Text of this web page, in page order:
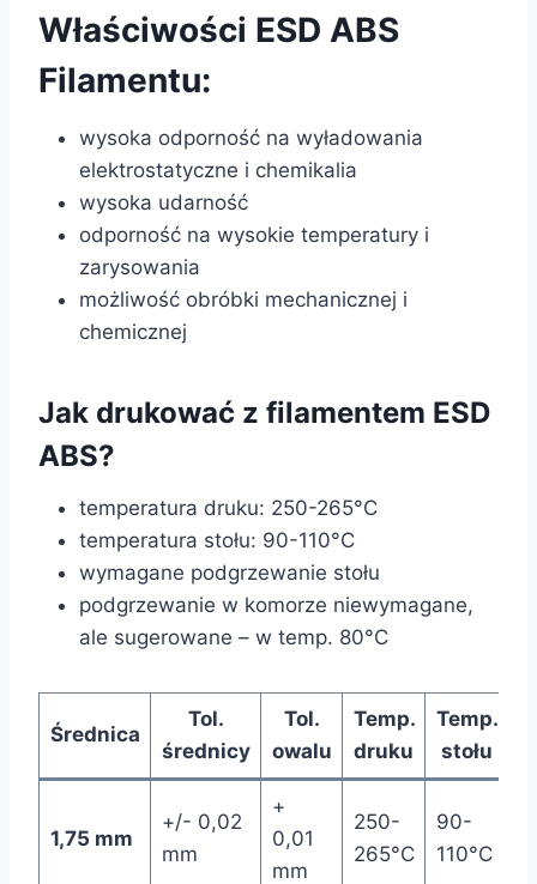
Właściwości ESD ABS
Filamentu:
wysoka odporność na wyładowania
elektrostatyczne i chemikalia
wysoka udarność
odporność na wysokie temperatury i
zarysowania
możliwość obróbki mechanicznej i
chemicznej
Jak drukować z filamentem ESD
ABS?
temperatura druku: 250-265°C
temperatura stołu: 90-110°C
wymagane podgrzewanie stołu
podgrzewanie w komorze niewymagane,
ale sugerowane – w temp. 80°C
Średnica
Tol.
średnicy
Tol.
owalu
Temp.
druku
Temp.
stołu
1,75 mm
+/- 0,02
mm
+
0,01
mm
250-
265°C
90-
110°C